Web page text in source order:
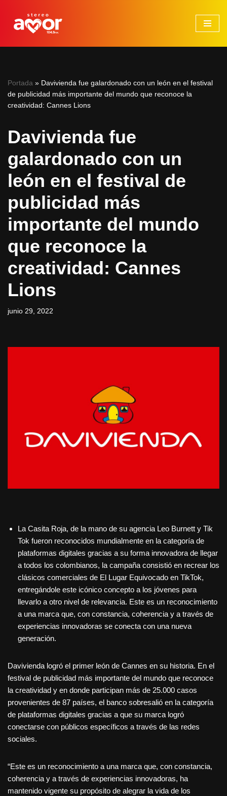
Saltar
Portada » Davivienda fue galardonado con un león en el festival
de publicidad más importante del mundo que reconoce la
creatividad: Cannes Lions
Davivienda fue
galardonado con un
león en el festival de
publicidad más
importante del mundo
que reconoce la
creatividad: Cannes
Lions
junio 29, 2022
La Casita Roja, de la mano de su agencia Leo Burnett y Tik
Tok fueron reconocidos mundialmente en la categoría de
plataformas digitales gracias a su forma innovadora de llegar
a todos los colombianos, la campaña consistió en recrear los
clásicos comerciales de El Lugar Equivocado en TikTok,
entregándole este icónico concepto a los jóvenes para
llevarlo a otro nivel de relevancia. Este es un reconocimiento
a una marca que, con constancia, coherencia y a través de
experiencias innovadoras se conecta con una nueva
generación.
Davivienda logró el primer león de Cannes en su historia. En el
festival de publicidad más importante del mundo que reconoce
la creatividad y en donde participan más de 25.000 casos
provenientes de 87 países, el banco sobresalió en la categoría
de plataformas digitales gracias a que su marca logró
conectarse con públicos específicos a través de las redes
sociales.
“Este es un reconocimiento a una marca que, con constancia,
coherencia y a través de experiencias innovadoras, ha
mantenido vigente su propósito de alegrar la vida de los